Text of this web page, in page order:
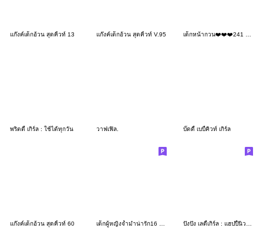
แก๊งค์เด็กอ้วน สุดคิ้วท์ 13 แก๊งค์เด็กอ้วน สุดคิ้วท์ V.95
พริตตี้ เกิร์ล : ใช้ได้ทุกวัน วาฟเฟิล. บั๊ดดี้ เบบี้คิวท์ เกิร์ล
แก๊งค์เด็กอ้วน สุดคิ้วท์ 60 เด็กผู้หญิงจ้ำม่ำน่ารัก16 ให้กำลังใจ ปังปัง เลดี้เกิร์ล : แฮปปี้นิวเยียร์